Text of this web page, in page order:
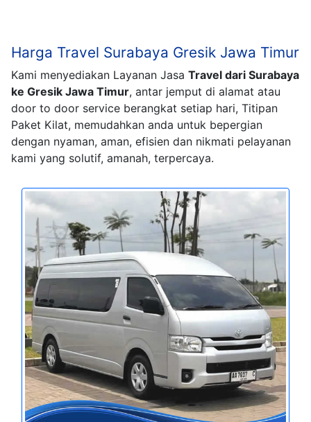
Harga Travel Surabaya Gresik Jawa Timur
Kami menyediakan Layanan Jasa Travel dari Surabaya
ke Gresik Jawa Timur, antar jemput di alamat atau
door to door service berangkat setiap hari, Titipan
Paket Kilat, memudahkan anda untuk bepergian
dengan nyaman, aman, efisien dan nikmati pelayanan
kami yang solutif, amanah, terpercaya.